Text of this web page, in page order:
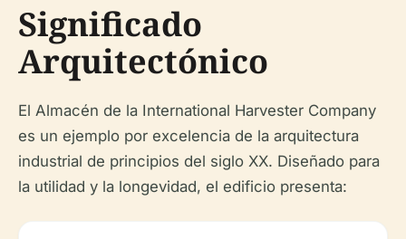
Significado
Arquitectónico
El Almacén de la International Harvester Company
es un ejemplo por excelencia de la arquitectura
industrial de principios del siglo XX. Diseñado para
la utilidad y la longevidad, el edificio presenta: